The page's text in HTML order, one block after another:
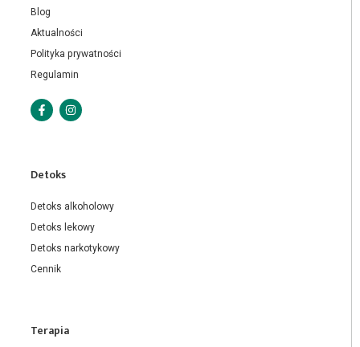
Blog
Aktualności
Polityka prywatności
Regulamin
Detoks
Detoks alkoholowy
Detoks lekowy
Detoks narkotykowy
Cennik
Terapia